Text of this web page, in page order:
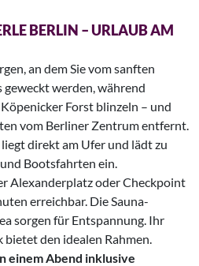
BERLIN – URLAUB AM
an dem Sie vom sanften
geweckt werden, während
Forst blinzeln – und
vom Berliner Zentrum entfernt.
direkt am Ufer und lädt zu
Bootsfahrten ein.
Alexanderplatz oder Checkpoint
erreichbar. Die Sauna-
sorgen für Entspannung. Ihr
den idealen Rahmen.
einem Abend inklusive